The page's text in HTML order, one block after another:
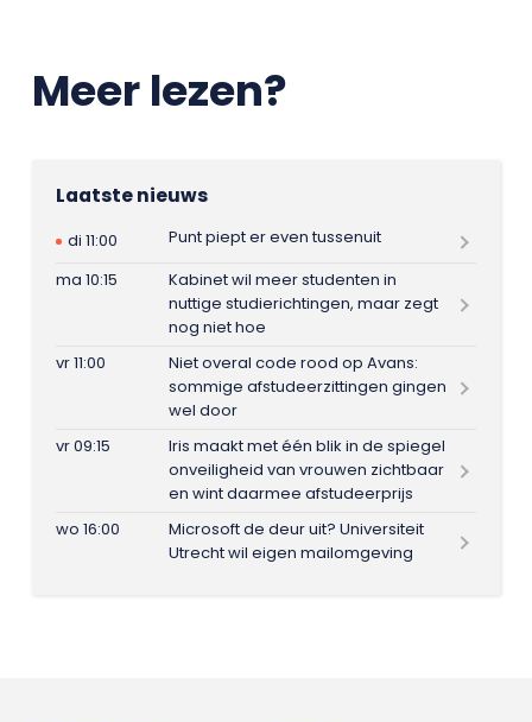
Meer lezen?
Laatste nieuws
di 11:00
Punt piept er even tussenuit
ma 10:15
Kabinet wil meer studenten in
nuttige studierichtingen, maar zegt
nog niet hoe
vr 11:00
Niet overal code rood op Avans:
sommige afstudeerzittingen gingen
wel door
vr 09:15
Iris maakt met één blik in de spiegel
onveiligheid van vrouwen zichtbaar
en wint daarmee afstudeerprijs
wo 16:00
Microsoft de deur uit? Universiteit
Utrecht wil eigen mailomgeving